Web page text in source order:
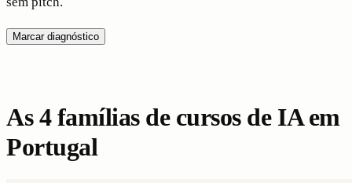
Marcar diagnóstico
As 4 famílias de cursos de IA em
Portugal